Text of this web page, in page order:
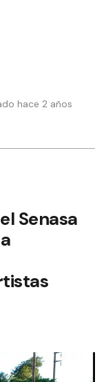
hace 2 años
Senasa